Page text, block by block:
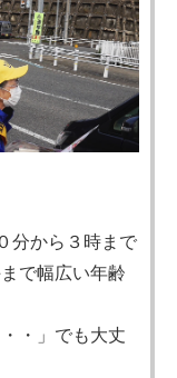
分から３時まで
で幅広い年齢
・」でも大丈